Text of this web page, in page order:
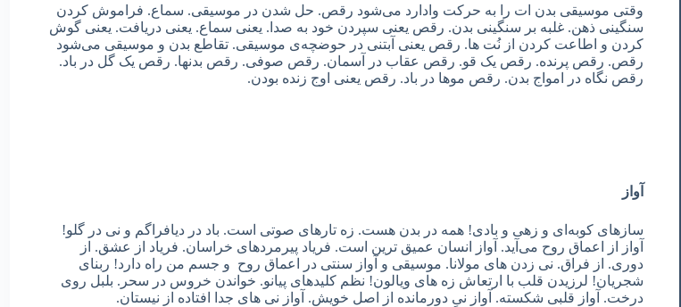
وقتی موسیقی بدن ات را به حرکت وادارد می‌شود رقص. حل شدن در موسیقی. سماع. فراموش کردن
سنگینی ذهن. غلبه بر سنگینی بدن. رقص یعنی سپردن خود به صدا. یعنی سماع. یعنی دریافت. یعنی گوش
کردن و اطاعت کردن از نُت ها. رقص یعنی آبتنی در حوضچه‌‌ی موسیقی. تقاطع بدن و موسیقی می‌شود
رقص. رقص پرنده. رقص یک قو. رقص عقاب در آسمان. رقص صوفی. رقص بدنها. رقص یک گل در باد.
رقص نگاه در امواج بدن. رقص موها در باد. رقص یعنی اوج زنده بودن.
آواز
سازهای کوبه‌ای و زهی و بادی! همه در بدن هست. زه تارهای صوتی است. باد در دیافراگم و نی در گلو!
آواز از اعماق روح می‌آید. آواز انسان عمیق ترین است. فریاد پیرمردهای خراسان. فریاد از عشق. از
دوری. از فراق. نی زدن های مولانا. موسیقی و آواز سنتی در اعماق روح و جسم من راه دارد! ربنای
شجریان! لرزیدن قلب با ارتعاش زه های ویالون! نظم کلیدهای پیانو. خواندن خروس در سحر. بلبل روی
درخت. آواز قلبی شکسته. آواز نیِ دورمانده از اصل خویش. آواز نی های جدا افتاده از نیستان.